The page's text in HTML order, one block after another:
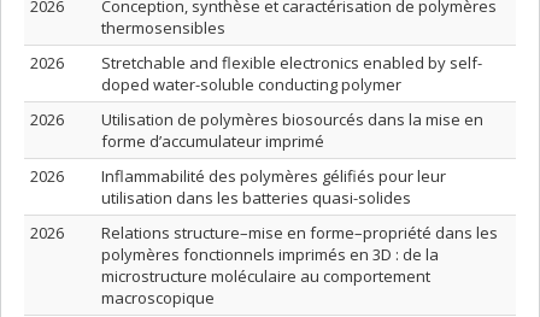
2026
Conception, synthèse et caractérisation de polymères
thermosensibles
2026
Stretchable and flexible electronics enabled by self-
doped water-soluble conducting polymer
2026
Utilisation de polymères biosourcés dans la mise en
forme d’accumulateur imprimé
2026
Inflammabilité des polymères gélifiés pour leur
utilisation dans les batteries quasi-solides
2026
Relations structure–mise en forme–propriété dans les
polymères fonctionnels imprimés en 3D : de la
microstructure moléculaire au comportement
macroscopique